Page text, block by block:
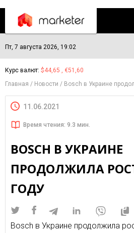
Пт, 7 августа 2026, 19:02
Курс валют: $44,65 , €51,60
Главная
Новости Bosch в Украине
11.06.2021
Время чтения: 9.3 мин.
BOSCH В УКРАИНЕ
ПРОДОЛЖИЛА
ГОДУ
Bosch в Украине продолжила